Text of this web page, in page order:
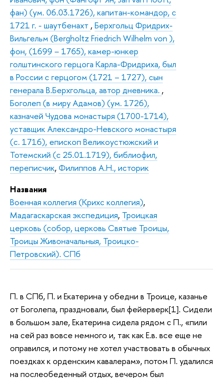
фан) (ум. 06.03.1726), капитан-командор, с
1721 г. - шаутбенахт , Берхгольц Фридрих-
Вильгельм (Bergholtz Friedrich Wilhelm von ),
фон, (1699 – 1765), камер-юнкер
голштинского герцога Карла-Фридриха, был
в России с герцогом (1721 – 1727), сын
генерала В.Берхгольца, автор дневника. ,
Боголеп (в миру Адамов) (ум. 1726),
казначей Чудова монастыря (1700-1714),
уставщик Александро-Невского монастыря
(с. 1716), епископ Великоустюжский и
Тотемский (с 25.01.1719), библиофил,
переписчик, Филиппов А.Н., историк
Названия
Военная коллегия (Крихс коллегия),
Мадагаскарская экспедиция, Троицкая
церковь (собор, церковь Святые Троицы,
Троицы Живоначальныя, Троицко-
Петровский). СПб
П. в СПб, П. и Екатерина у обедни в Троице, казанье
от Боголепа, праздновали, был фейерверк[1]. Сидели
в большом зале, Екатерина сидела рядом с П., «пили
на сей раз вовсе немного и, так как Е.в. все еще не
оправился, и потому не хотел участвовать в обычных
поездках к орденским кавалерам», потом П. удалился
на послеобеденный отдых, вечером был